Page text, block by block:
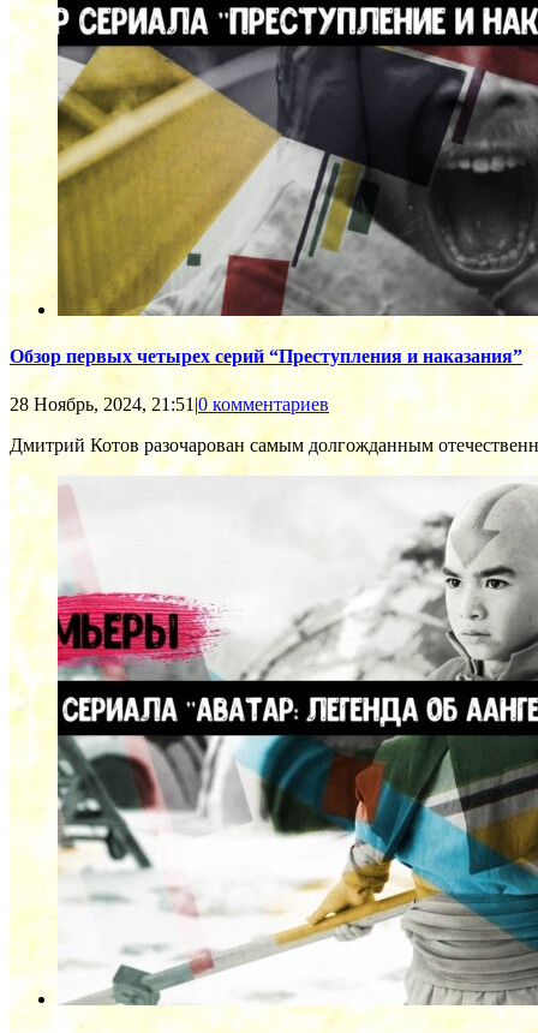
Обзор первых четырех серий “Преступления и наказания”
28 Ноябрь, 2024, 21:51 |0 комментариев
Дмитрий Котов разочарован самым долгожданным